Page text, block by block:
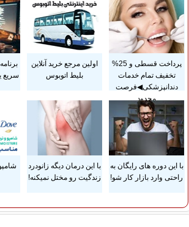
پرداخت قسطی و 25%
تخفیف تمام خدمات
دندانپزشکی◀فرصت
محدود
اولین مرجع خرید آنلاین
بلیط اتوبوس
سریع
با این دوره های رایگان به
راحتی وارد بازار کار شو!
با این درمان دیگه زانودرد
زندگیت رو مختل نمیکنه!